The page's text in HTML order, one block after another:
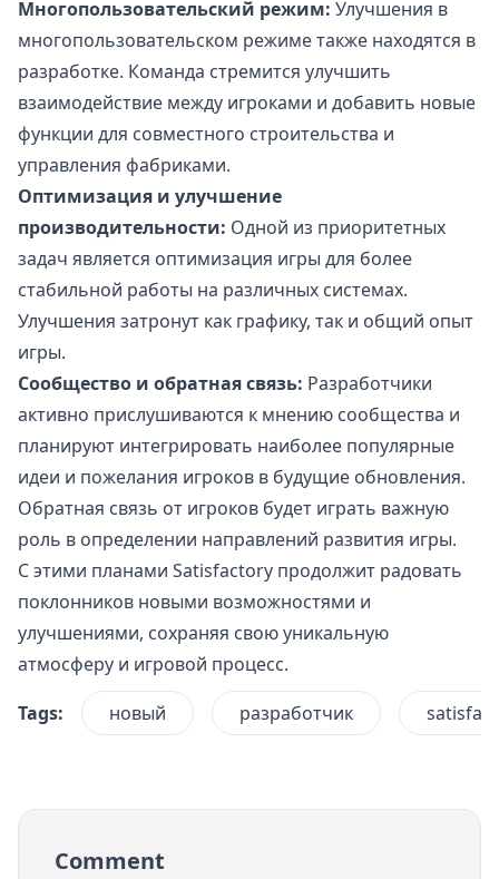
Многопользовательский режим: Улучшения в
многопользовательском режиме также находятся в
разработке. Команда стремится улучшить
взаимодействие между игроками и добавить новые
функции для совместного строительства и
управления фабриками.
Оптимизация и улучшение
производительности: Одной из приоритетных
задач является оптимизация игры для более
стабильной работы на различных системах.
Улучшения затронут как графику, так и общий опыт
игры.
Сообщество и обратная связь: Разработчики
активно прислушиваются к мнению сообщества и
планируют интегрировать наиболее популярные
идеи и пожелания игроков в будущие обновления.
Обратная связь от игроков будет играть важную
роль в определении направлений развития игры.
С этими планами Satisfactory продолжит радовать
поклонников новыми возможностями и
улучшениями, сохраняя свою уникальную
атмосферу и игровой процесс.
Tags:
новый разработчик
Comment